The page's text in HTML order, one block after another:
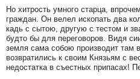
Но хитрость умного старца,
граждан. Он велел ископать два
кадь с сытою, другую с тестом и
будто бы для переговоров. Видя
земля сама собою производит
возвратились к своим Князьям с
недостатка в съестных припасах!